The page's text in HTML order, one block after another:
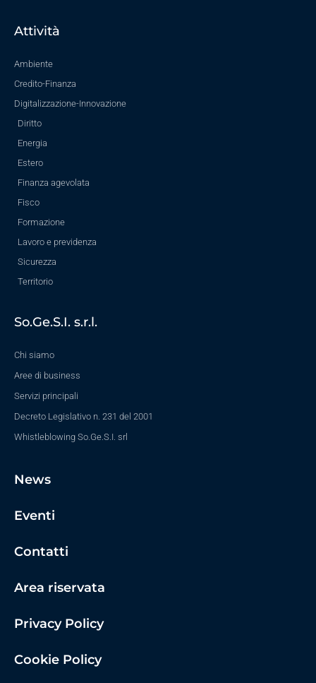
Attività
Ambiente
Credito-Finanza
Digitalizzazione-Innovazione
Diritto
Energia
Estero
Finanza agevolata
Fisco
Formazione
Lavoro e previdenza
Sicurezza
Territorio
So.Ge.S.I. s.r.l.
Chi siamo
Aree di business
Servizi principali
Decreto Legislativo n. 231 del 2001
Whistleblowing So.Ge.S.I. srl
News
Eventi
Contatti
Area riservata
Privacy Policy
Cookie Policy